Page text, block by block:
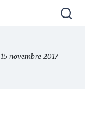
novembre 2017 -